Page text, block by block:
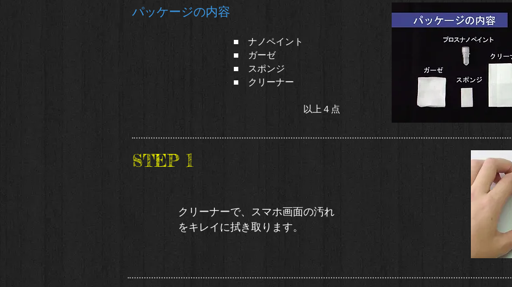
​パッケージの内容
■ ナノペイント
■ ガーゼ
■ スポンジ
​■ クリーナー​
以上４点
​STEP 1
クリーナーで、スマホ画面の汚れ
をキレイに拭き取ります。​